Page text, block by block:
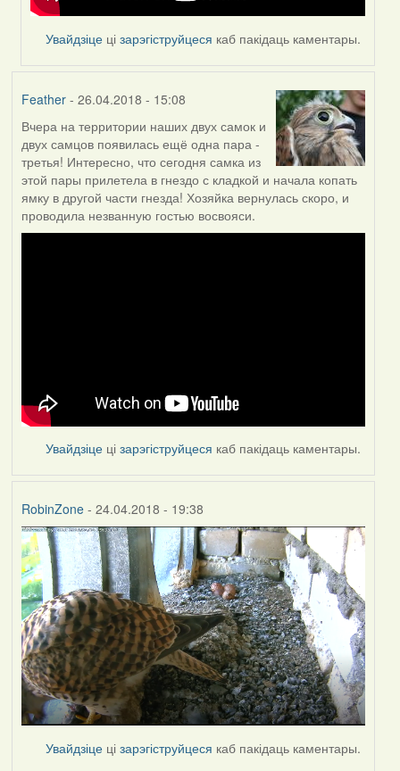
Увайдзіце цізарэгіструйцеся каб пакідаць каментары.
Feather- 26.04.2018 - 15:08
Вчера на территории наших двух самок и
двух самцов появилась ещё одна пара -
третья! Интересно, что сегодня самка из
этой пары прилетела в гнездо с кладкой и начала копать
ямку в другой части гнезда! Хозяйка вернулась скоро, и
проводила незванную гостью восвояси.
Увайдзіце цізарэгіструйцеся каб пакідаць каментары.
RobinZone- 24.04.2018 - 19:38
Увайдзіце цізарэгіструйцеся каб пакідаць каментары.